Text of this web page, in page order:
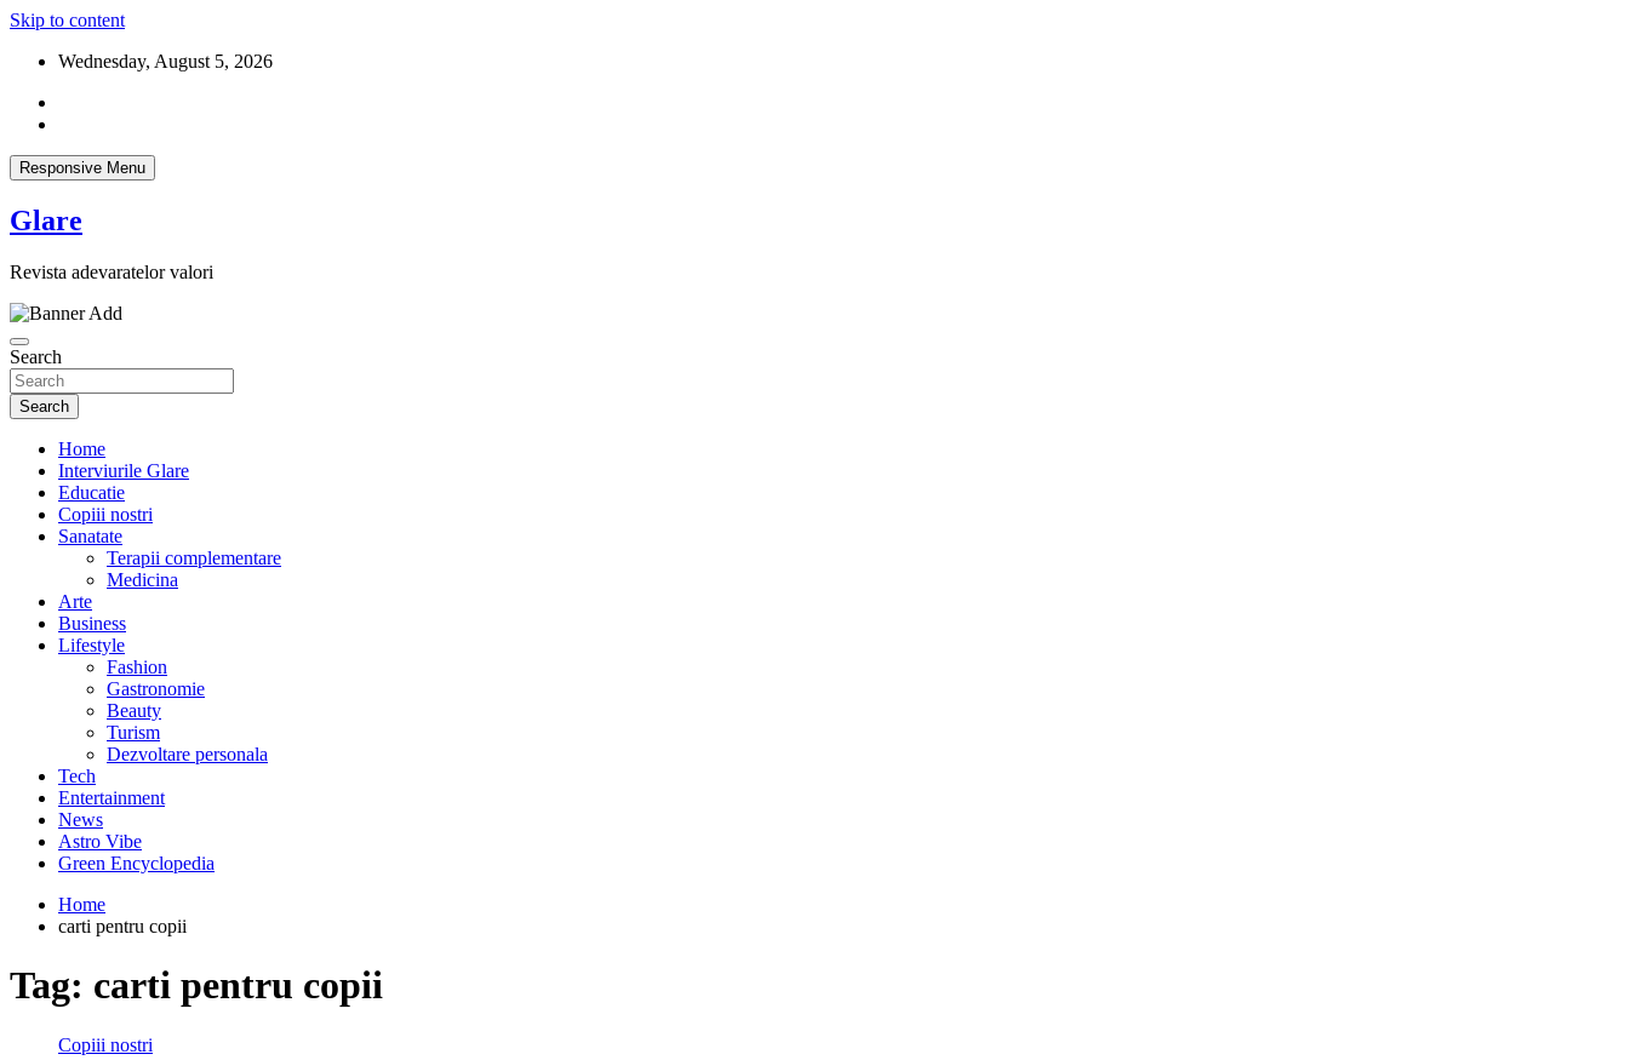
Skip to content
Wednesday, August 5, 2026
Responsive Menu
Glare
Revista adevaratelor valori
Search
Search
Home
Interviurile Glare
Educatie
Copiii nostri
Sanatate
Terapii complementare
Medicina
Arte
Business
Lifestyle
Fashion
Gastronomie
Beauty
Turism
Dezvoltare personala
Tech
Entertainment
News
Astro Vibe
Green Encyclopedia
Home
carti pentru copii
Tag: carti pentru copii
Copiii nostri